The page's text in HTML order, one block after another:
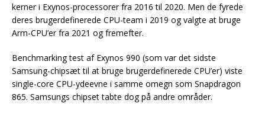
kerner i Exynos-processorer fra 2016 til 2020. Men de fyrede
deres brugerdefinerede CPU-team i 2019 og valgte at bruge
Arm-CPU’er fra 2021 og fremefter.
Benchmarking test af Exynos 990 (som var det sidste
Samsung-chipsæt til at bruge brugerdefinerede CPU’er) viste
single-core CPU-ydeevne i samme omegn som Snapdragon
865. Samsungs chipset tabte dog på andre områder.